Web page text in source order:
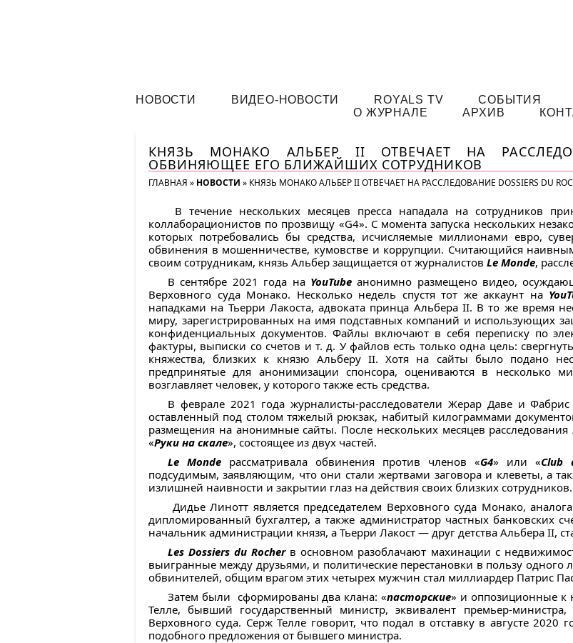
НОВОСТИ ВИДЕО-НОВОСТИ ROYALS TV СОБЫТИЯ
О ЖУРНАЛЕ
АРХИВ
КНЯЗЬ МОНАКО АЛЬБЕР II ОТВЕЧАЕТ НА
ОБВИНЯЮЩЕЕ ЕГО БЛИЖАЙШИХ СОТРУДНИКОВ
ГЛАВНАЯ » НОВОСТИ » КНЯЗЬ МОНАКО АЛЬБЕР II ОТВЕЧАЕТ НА РАССЛЕДОВАНИЕ DOSSIERS DU
В течение нескольких месяцев пресса нападала на сотрудников
коллаборационистов по прозвищу «G4». С момента запуска нескольких
которых потребовались бы средства, исчисляемые миллионами евро,
обвинения в мошенничестве, кумовстве и коррупции. Считающийся
своим сотрудникам, князь Альбер защищается от журналистов Le Monde,
В сентябре 2021 года на YouTubeанонимно размещено видео,
Верховного суда Монако. Несколько недель спустя тот же аккаунт на
нападками на Тьерри Лакоста, адвоката принца Альбера II. В то же время
миру, зарегистрированных на имя подставных компаний и использующих
конфиденциальных документов. Файлы включают в себя переписку по
фактуры, выписки со счетов и т. д. У файлов есть только одна цель:
княжества, близких к князю Альберу II. Хотя на сайты было подано
предпринятые для анонимизации спонсора, оцениваются в несколько
возглавляет человек, у которого также есть средства.
В феврале 2021 года журналисты-расследователи Жерар Даве и
оставленный под столом тяжелый рюкзак, набитый килограммами
размещения на анонимные сайты. После нескольких месяцев расследования
«Руки на скале», состоящее из двух частей.
Le Monde рассматривала обвинения против членов «G4» или «Club
подсудимым, заявляющим, что они стали жертвами заговора и клеветы, а
излишней наивности и закрытии глаз на действия своих близких сотрудников.
Дидье Линотт является председателем Верховного суда Монако,
дипломированный бухгалтер, а также администратор частных банковских
начальник администрации князя, а Тьерри Лакост — друг детства Альбера II,
Les Dossiers du Rocherв основном разоблачают махинации с
выигранные между друзьями, и политические перестановки в пользу одного
обвинителей, общим врагом этих четырех мужчин стал миллиардер Патрис
Затем были сформированы два клана: «пасторские» и оппозиционные к
Телле, бывший государственный министр, эквивалент премьер-
Верховного суда. Серж Телле говорит, что подал в отставку в августе 2020
подобного предложения от бывшего министра.